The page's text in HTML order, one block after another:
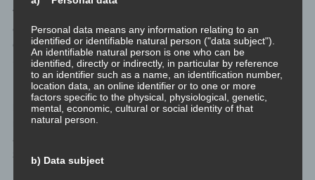
Verantwortung bei anderen oder bei den Umständen zu suchen,
oder sich selbst zu gefallen als der große Denker, der sich nicht
davor scheut, sich selbst zu hinterfragen: das alles hat mit
Selbstreflexion wenig zu tun.
Ich denke also darüber nach, wie ich auf Ereignisse reagiert
habe, was mich wie reagieren hat lassen. Wie ich anders hätte
reagieren können. Wie ich anders mit meiner Reaktion hätte
agieren können. Immer unter der Annahme, dass ich bereit bin
Personal data means any information relating to an
identified or identifiable natural person ("data subject").
An identifiable natural person is one who can be
identified, directly or indirectly, in particular by reference
to an identifier such as a name, an identification number,
location data, an online identifier or to one or more
factors specific to the physical, physiological, genetic,
mental, economic, cultural or social identity of that
natural person.
b) Data subject